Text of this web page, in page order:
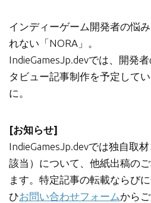
インディーゲーム開発者の悩
れない「NORA」。
IndieGamesJp.devでは、開発
タビュー記事制作を予定して
に。
[お知らせ]
IndieGamesJp.devでは独自取
該当）について、他紙出稿の
ます。特定記事の転載ならび
ひお問い合わせフォームから